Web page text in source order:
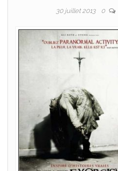
30 juillet 2013 0